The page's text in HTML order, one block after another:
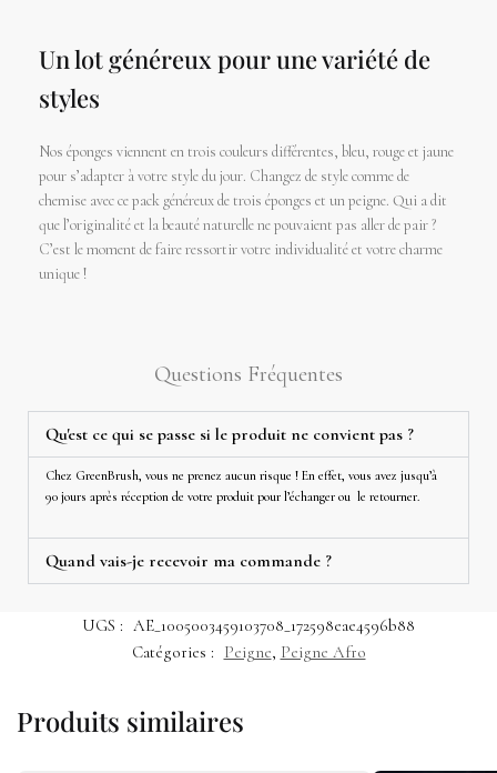
Un lot généreux pour une variété de
styles
Nos éponges viennent en trois couleurs différentes, bleu, rouge et jaune
pour s’adapter à votre style du jour. Changez de style comme de
chemise avec ce pack généreux de trois éponges et un peigne. Qui a dit
que l’originalité et la beauté naturelle ne pouvaient pas aller de pair ?
C’est le moment de faire ressortir votre individualité et votre charme
unique !
Questions Fréquentes
Qu'est ce qui se passe si le produit ne convient pas ?
Chez GreenBrush, vous ne prenez aucun risque ! En effet, vous avez jusqu’à
90 jours après réception de votre produit pour l’échanger ou le retourner.
Quand vais-je recevoir ma commande ?
UGS :
AE_1005003459103708_172598eae4596b88
Catégories :
Peigne, Peigne Afro
Produits similaires